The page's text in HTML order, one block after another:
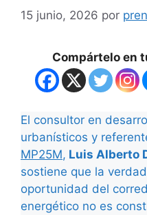
15 junio, 2026 por
Compártelo en
El consultor en
urbanísticos y
MP25M, Luis Alberto
sostiene que la
oportunidad del
energético no es